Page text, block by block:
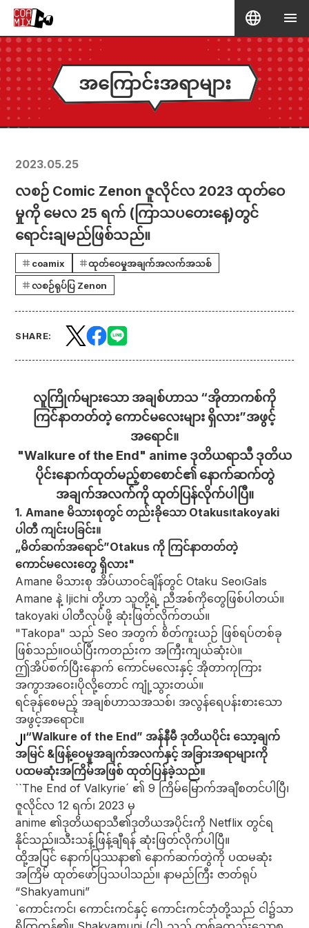
အကြောင်းအရာများ
2023.05.25
လစဉ် Comic Zenon ဇူလိုင်လ 2023 ထုတ်ဝေ
မှုကို မေလ 25 ရက် (ကြာသပတေးနေ့)တွင်
ရောင်းချမည်ဖြစ်သည်။
coamix
ထုတ်ဝေမှုအချက်အလက်အသစ်
လစဉ်ရုပ်ပြ Zenon
SHARE:
လူကြိုက်များသော အချစ်ဟာသ “အိုတာကစ်ကို
ကြင်နာတတ်တဲ့ ကောင်မလေးများ ရှိလား”အဖွင့်
အရောင်။
"Walkure of the End" anime ဒုတိယရာသီ ဒုတိယ
ပိုင်းနောက်ထုတ်မည့်စာစောင်၏ နောက်ဆက်တွဲ
အချက်အလက်ကို ထုတ်ပြန်လိုက်ပါပြီ။
1. Amane မိသားစုတွင် တည်းခိုသော Otakus၊takoyaki
ပါတီ ကျင်းပခြင်း။
„မိတ်ဆက်အရောင်”Otakus ကို ကြင်နာတတ်တဲ့
ကောင်မလေးတွေ ရှိလား"
Amane မိသားစု အိပ်ယာဝင်ချိန်တွင် Otaku Seo၊Gals
Amane နဲ့ Ijichi တို့ဟာ သူတို့ရဲ့ ညီအစ်ကိုတွေဖြစ်ပါတယ်။
takoyaki ပါတီလုပ်ဖို့ ဆုံးဖြတ်လိုက်တယ်။
"Takopa" သည် Seo အတွက် စိတ်ကူးယဉ် ဖြစ်ရပ်တစ်ခု
ဖြစ်သည်။ဝယ်ပြီးကတည်းက အကြီးကျယ်ဆုံးပဲ။
ဤအိပ်စက်ပြီးနောက် ကောင်မလေးနှင့် အိုတာကုကြား
အကွာအဝေး၊ပိုလို့တောင် ကျုံ့သွားတယ်။
ရင်ခုန်စေမည့် အချစ်ဟာသအသစ်၊ အလွန်ရေပန်းစားသော
အဖွင့်အရောင်။
၂၊“Walkure of the End” အန်နီမီ ဒုတိယပိုင်း သော့ချက်
အမြင် & ဖြန့်ဝေမှုအချက်အလက်နှင့် အခြားအရာများကို
ပထမဆုံးအကြိမ်အဖြစ် ထုတ်ပြန်ခဲ့သည်။
``The End of Valkyrie´ ၏ 9 ကြိမ်မြောက်အချီစတင်ပါပြီ၊
ဇူလိုင်လ 12 ရက်၊ 2023 မှ
anime ၏ဒုတိယရာသီ၏ဒုတိယအပိုင်းကို Netflix တွင်ရ
နိုင်သည်။သီးသန့်ဖြန့်ချီရန် ဆုံးဖြတ်လိုက်ပါပြီ။
ထို့အပြင် နောက်ပြဿနာ၏ နောက်ဆက်တွဲကို ပထမဆုံး
အကြိမ် ထုတ်ဖော်ပြသပါသည်။ နာမည်ကြီး ဇာတ်ရုပ်
“Shakyamuni”
`ကောင်းကင်၊ ကောင်းကင်နှင့် ကောင်းကင်ဘုံတို့သည် ငါ၌သာ